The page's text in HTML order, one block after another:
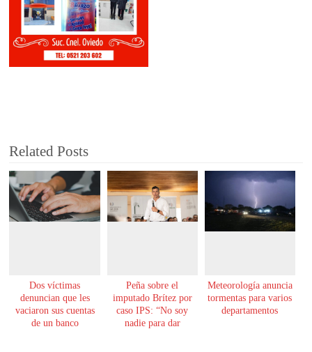
Related Posts
Dos víctimas
denuncian que les
vaciaron sus cuentas
de un banco
Peña sobre el
imputado Brítez por
caso IPS: “No soy
nadie para dar
Meteorología anuncia
tormentas para varios
departamentos